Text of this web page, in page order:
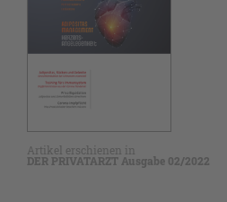
Artikel erschienen in
DER PRIVATARZT Ausgabe 02/2022